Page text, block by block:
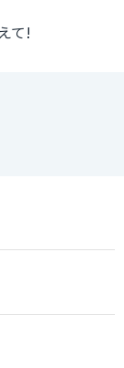
て!